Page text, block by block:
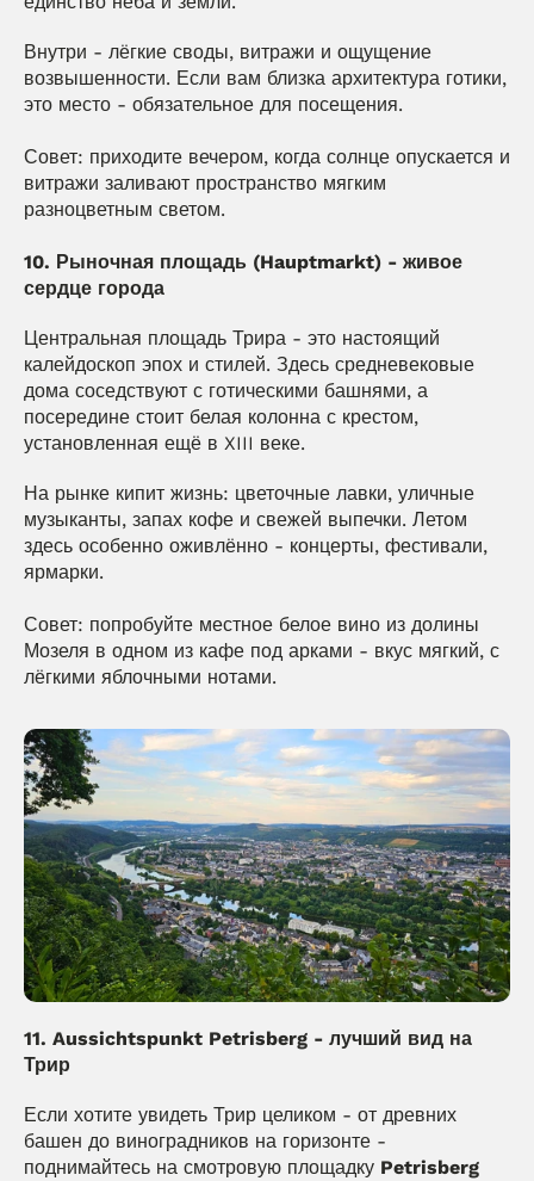
Внутри - лёгкие своды, витражи и ощущение
возвышенности. Если вам близка архитектура готики,
это место - обязательное для посещения.
Совет: приходите вечером, когда солнце опускается и
витражи заливают пространство мягким
разноцветным светом.
10. Рыночная площадь (Hauptmarkt) - живое
сердце города
Центральная площадь Трира - это настоящий
калейдоскоп эпох и стилей. Здесь средневековые
дома соседствуют с готическими башнями, а
посередине стоит белая колонна с крестом,
установленная ещё в XIII веке.
На рынке кипит жизнь: цветочные лавки, уличные
музыканты, запах кофе и свежей выпечки. Летом
здесь особенно оживлённо - концерты, фестивали,
ярмарки.
Совет: попробуйте местное белое вино из долины
Мозеля в одном из кафе под арками - вкус мягкий, с
лёгкими яблочными нотами.
11. Aussichtspunkt Petrisberg - лучший вид на
Трир
Если хотите увидеть Трир целиком - от древних
башен до виноградников на горизонте -
поднимайтесь на смотровую площадку Petrisberg